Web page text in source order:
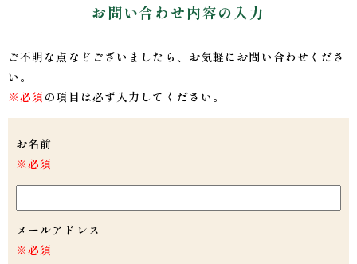
お問い合わせ内容の入力
ご不明な点などございましたら、お気軽にお問い合わせくださ
い。
※必須 の項目は必ず入力してください。
お名前
※必須
メールアドレス
※必須